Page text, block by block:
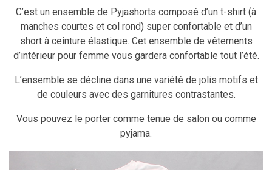
C’est un ensemble de Pyjashorts composé d’un t-shirt (à
manches courtes et col rond) super confortable et d’un
short à ceinture élastique. Cet ensemble de vêtements
d’intérieur pour femme vous gardera confortable tout l’été.
L’ensemble se décline dans une variété de jolis motifs et
de couleurs avec des garnitures contrastantes.
Vous pouvez le porter comme tenue de salon ou comme
pyjama.